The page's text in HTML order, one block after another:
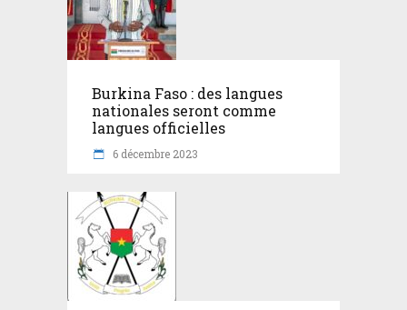
Burkina Faso : des langues
nationales seront comme
langues officielles
6 décembre 2023